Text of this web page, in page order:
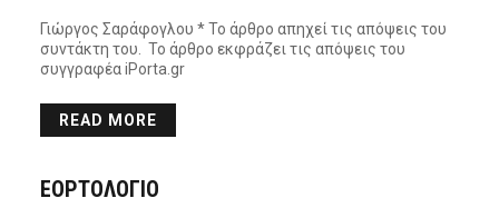
Γιώργος Σαράφογλου * Το άρθρο απηχεί τις απόψεις του
συντάκτη του. Το άρθρο εκφράζει τις απόψεις του
συγγραφέα iPorta.gr
READ MORE
ΕΟΡΤΟΛΟΓΙΟ